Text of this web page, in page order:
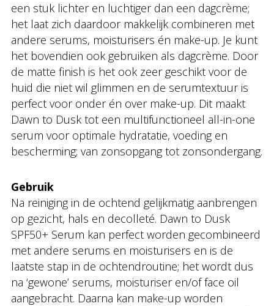
een stuk lichter en luchtiger dan een dagcrème;
het laat zich daardoor makkelijk combineren met
andere serums, moisturisers én make-up. Je kunt
het bovendien ook gebruiken als dagcrème. Door
de matte finish is het ook zeer geschikt voor de
huid die niet wil glimmen en de serumtextuur is
perfect voor onder én over make-up. Dit maakt
Dawn to Dusk tot een multifunctioneel all-in-one
serum voor optimale hydratatie, voeding en
bescherming; van zonsopgang tot zonsondergang.
Gebruik
Na reiniging in de ochtend gelijkmatig aanbrengen
op gezicht, hals en decolleté. Dawn to Dusk
SPF50+ Serum kan perfect worden gecombineerd
met andere serums en moisturisers en is de
laatste stap in de ochtendroutine; het wordt dus
na ‘gewone’ serums, moisturiser en/of face oil
aangebracht. Daarna kan make-up worden